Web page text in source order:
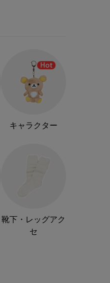
キャラクター
靴下・レッグアク
セ